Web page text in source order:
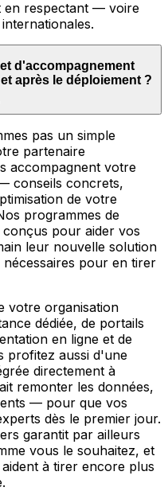
en respectant — voire
d'accompagnement
après le déploiement ?
pas un simple
partenaire
accompagnent votre
conseils concrets,
de votre
programmes de
pour aider vos
leur nouvelle solution
pour en tirer
votre organisation
dédiée, de portails
en ligne et de
profitez aussi d'une
directement à
remonter les données,
— pour que vos
dès le premier jour.
garantit par ailleurs
vous le souhaitez, et
à tirer encore plus